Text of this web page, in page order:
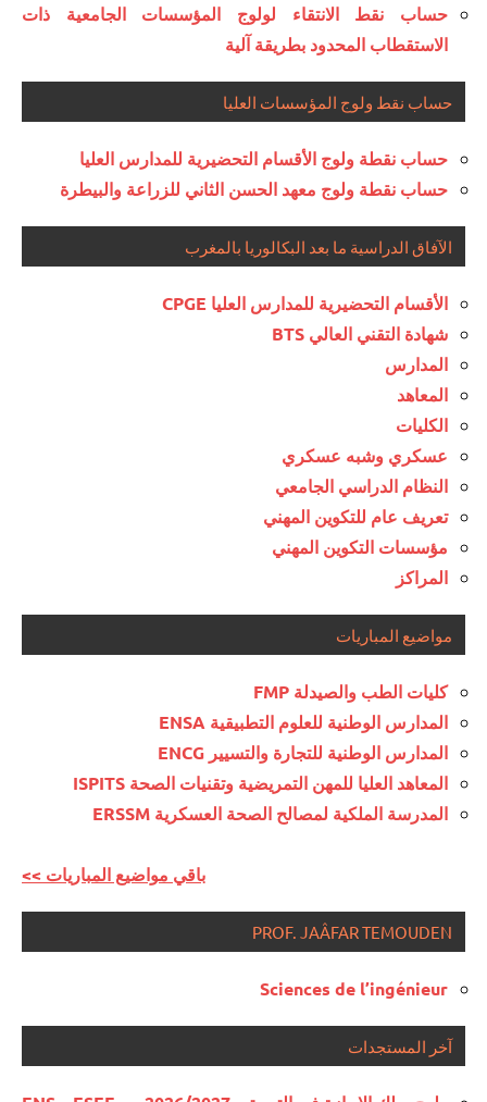
حساب نقط الانتقاء لولوج المؤسسات الجامعية ذات
الاستقطاب المحدود بطريقة آلية
حساب نقط ولوج المؤسسات العليا
حساب نقطة ولوج الأقسام التحضيرية للمدارس العليا
حساب نقطة ولوج معهد الحسن الثاني للزراعة والبيطرة
الآفاق الدراسية ما بعد البكالوريا بالمغرب
الأقسام التحضيرية للمدارس العليا CPGE
شهادة التقني العالي BTS
المدارس
المعاهد
الكليات
عسكري وشبه عسكري
النظام الدراسي الجامعي
تعريف عام للتكوين المهني
مؤسسات التكوين المهني
المراكز
مواضيع المباريات
كليات الطب والصيدلة FMP
المدارس الوطنية للعلوم التطبيقية ENSA
المدارس الوطنية للتجارة والتسيير ENCG
المعاهد العليا للمهن التمريضية وتقنيات الصحة ISPITS
المدرسة الملكية لمصالح الصحة العسكرية ERSSM
<< باقي مواضيع المباريات
PROF. JAÂFAR TEMOUDEN
Sciences de l’ingénieur
آخر المستجدات